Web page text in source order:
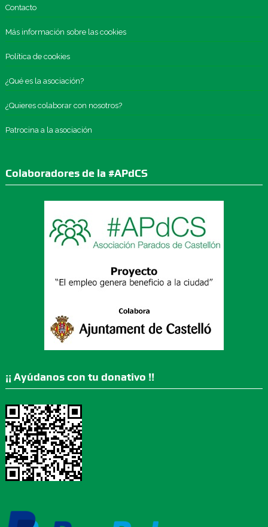
Contacto
Más información sobre las cookies
Política de cookies
¿Qué es la asociación?
¿Quieres colaborar con nosotros?
Patrocina a la asociación
Colaboradores de la #APdCS
¡¡ Ayúdanos con tu donativo !!